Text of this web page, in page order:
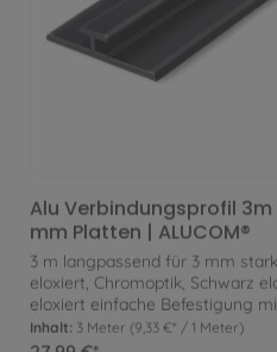
Alu Verbindungsprofil
mm Platten | ALUCOM®
3 m langpassend für 3 mm
eloxiert, Chromoptik, Schwarz
eloxiert einfache Befestigung mit Kleber oder Silikon Das
Verbindungsprofil ermöglicht
Platten zur Befestigung an der
Inhalt: 3 Meter (9,33 €* / 1 Meter)
27,99 €*